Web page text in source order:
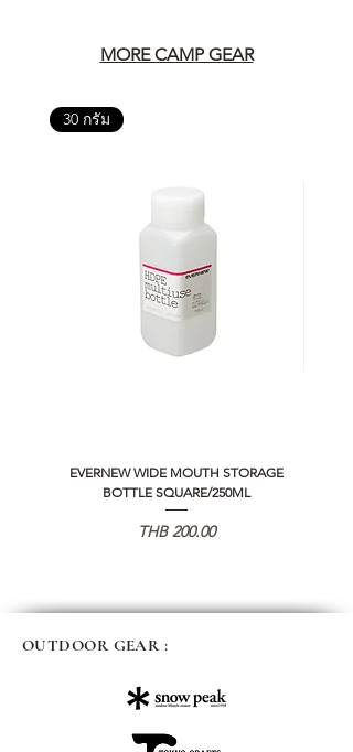
MORE CAMP GEAR
30 กรัม
EVERNEW WIDE MOUTH STORAGE
BOTTLE SQUARE/250ML
Price
THB 200.00
OUTDOOR GEAR :